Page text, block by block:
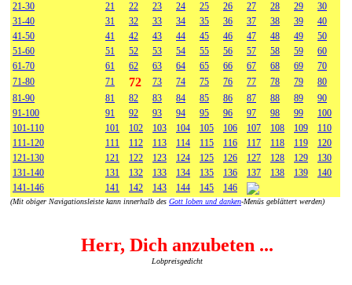
21-30
21 22 23 24 25 26 27 28 29
30
31-40
31 32 33 34 35 36 37 38 39
40
41-50
41 42 43 44 45 46 47 48 49
50
51-60
51 52 53 54 55 56 57 58 59
60
61-70
61 62 63 64 65 66 67 68 69
70
71-80
71 72 73 74 75 76 77 78 79
80
81-90
81 82 83 84 85 86 87 88 89
90
91-100
91 92 93 94 95 96 97 98 99
100
101-110
101 102 103 104 105 106 107 108 109
110
111-120
111 112 113 114 115 116 117 118 119
120
121-130
121 122 123 124 125 126 127 128 129
130
131-140
131 132 133 134 135 136 137 138 139
140
141-146
141 142 143 144 145 146
(Mit obiger Navigationsleiste kann innerhalb des Gott loben und danken-Menüs geblättert werden)
Herr, Dich anzubeten ...
Lobpreisgedicht